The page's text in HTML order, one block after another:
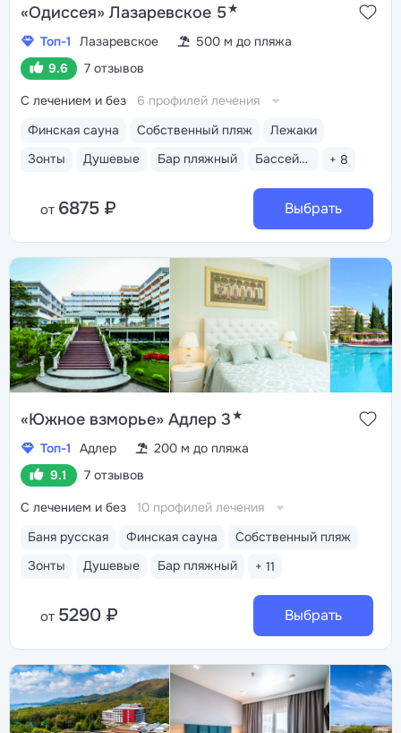
«Одиссея» Лазаревское 5★
Топ-1 Лазаревское
500 м до пляжа
9.6
7 отзывов
Финская сауна Собственный пляж
Лежаки
Зонты
Душевые Бар пляжный Бассейн открытый + 8
С лечением и без 6 профилей лечения
от 6875 ₽ Выбрать
«Южное взморье» Адлер 3★
Топ-1 Адлер
200 м до пляжа
9.1
7 отзывов
Баня русская Финская сауна
Собственный пляж
Зонты
Душевые Бар пляжный + 11
С лечением и без 10 профилей лечения
от 5290 ₽ Выбрать